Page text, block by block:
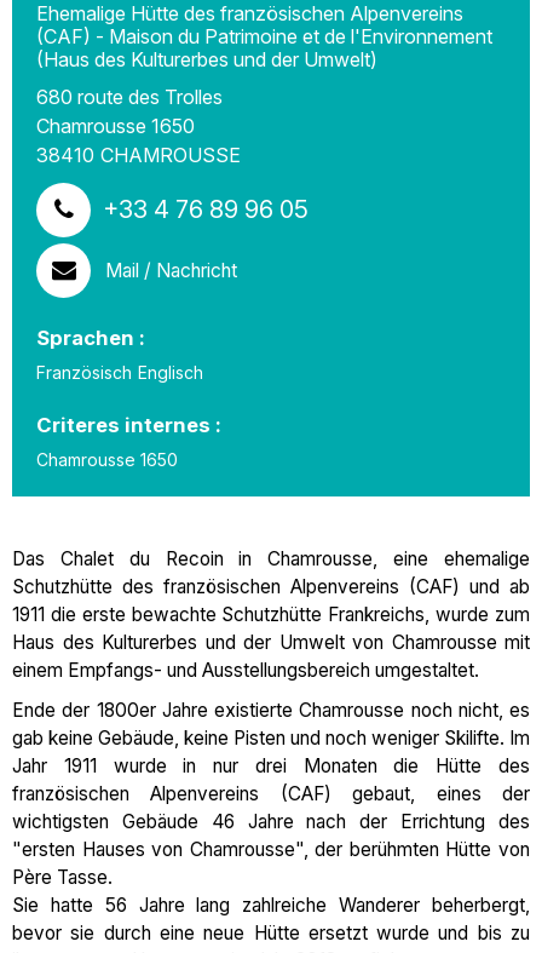
Ehemalige Hütte des französischen Alpenvereins
(CAF) - Maison du Patrimoine et de l'Environnement
(Haus des Kulturerbes und der Umwelt)
680 route des Trolles
Chamrousse 1650
38410 CHAMROUSSE
+33 4 76 89 96 05
Mail / Nachricht
Sprachen :
Französisch Englisch
Criteres internes :
Chamrousse 1650
Das Chalet du Recoin in Chamrousse, eine ehemalige
Schutzhütte des französischen Alpenvereins (CAF) und ab
1911 die erste bewachte Schutzhütte Frankreichs, wurde zum
Haus des Kulturerbes und der Umwelt von Chamrousse mit
einem Empfangs- und Ausstellungsbereich umgestaltet.
Ende der 1800er Jahre existierte Chamrousse noch nicht, es
gab keine Gebäude, keine Pisten und noch weniger Skilifte. Im
Jahr 1911 wurde in nur drei Monaten die Hütte des
französischen Alpenvereins (CAF) gebaut, eines der
wichtigsten Gebäude 46 Jahre nach der Errichtung des
"ersten Hauses von Chamrousse", der berühmten Hütte von
Père Tasse.
Sie hatte 56 Jahre lang zahlreiche Wanderer beherbergt,
bevor sie durch eine neue Hütte ersetzt wurde und bis zu